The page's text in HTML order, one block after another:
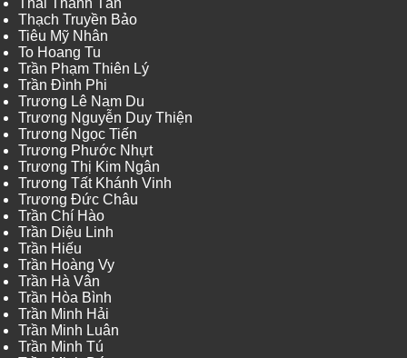
Thái Thanh Tân
Thạch Truyền Bảo
Tiêu Mỹ Nhân
To Hoang Tu
Trần Phạm Thiên Lý
Trần Đình Phi
Trương Lê Nam Du
Trương Nguyễn Duy Thiện
Trương Ngọc Tiến
Trương Phước Nhựt
Trương Thị Kim Ngân
Trương Tất Khánh Vinh
Trương Đức Châu
Trần Chí Hào
Trần Diệu Linh
Trần Hiếu
Trần Hoàng Vy
Trần Hà Vân
Trần Hòa Bình
Trần Minh Hải
Trần Minh Luân
Trần Minh Tú